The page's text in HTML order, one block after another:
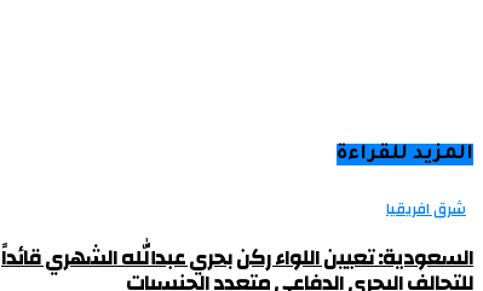
المزيد للقراءة
شرق افريقيا
السعودية: تعيين اللواء ركن بحري عبدالله الشهري قائداً
للتحالف البحري الدفاعي متعدد الجنسيات